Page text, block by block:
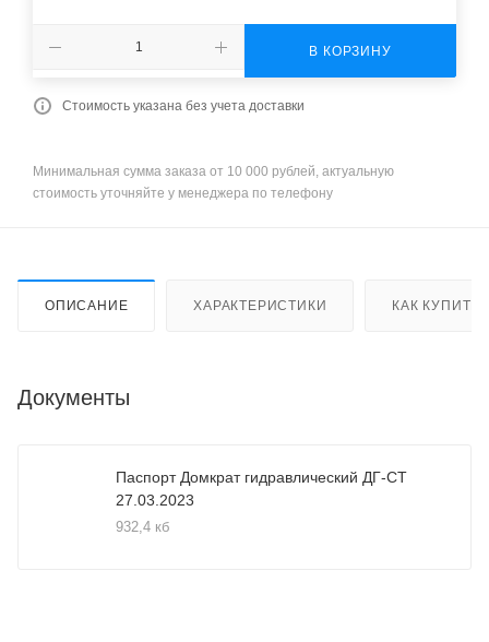
В КОРЗИНУ
Стоимость указана без учета доставки
Минимальная сумма заказа от 10 000 рублей, актуальную
стоимость уточняйте у менеджера по телефону
ОПИСАНИЕ ХАРАКТЕРИСТИКИ КАК КУПИТЬ
Документы
Паспорт Домкрат гидравлический ДГ-СТ
27.03.2023
932,4 кб